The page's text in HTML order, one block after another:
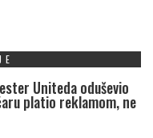
Uniteda oduševio
platio reklamom, ne